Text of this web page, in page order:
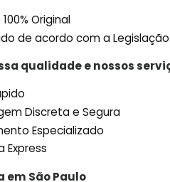
Original
de acordo com a Legislação
qualidade e nossos
Discreta e Segura
Especializado
Express
em São Paulo